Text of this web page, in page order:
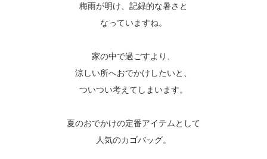
梅雨が明け、記録的な暑さと
なっていますね。
家の中で過ごすより、
涼しい所へおでかけしたいと、
ついつい考えてしまいます。
夏のおでかけの定番アイテムとして
人気のカゴバッグ。